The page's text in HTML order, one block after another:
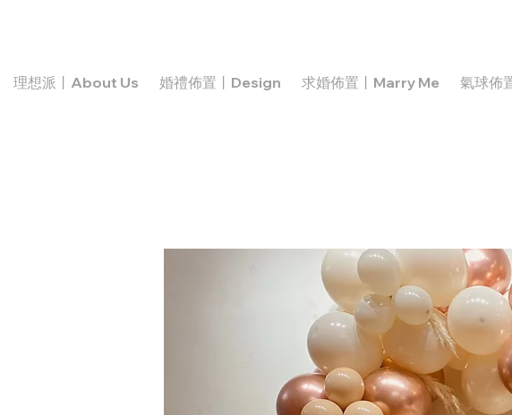
理想派丨About Us 婚禮佈置丨Design 求婚佈置丨Marry Me 氣球佈